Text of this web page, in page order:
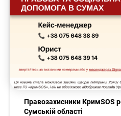
Правозахисники КримSOS
Сумській області